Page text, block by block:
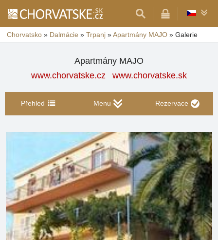
Chorvatsko » Dalmácie » Trpanj »Apartmány MAJO » Galerie
Apartmány MAJO
www.chorvatske.cz
www.chorvatske.sk
Přehled Menu Rezervace